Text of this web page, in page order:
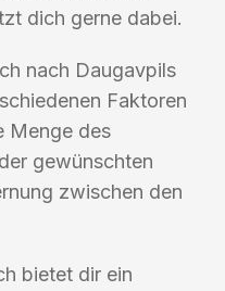
dich gerne dabei.
nach Daugavpils
Faktoren
Menge des
gewünschten
zwischen den
bietet dir ein